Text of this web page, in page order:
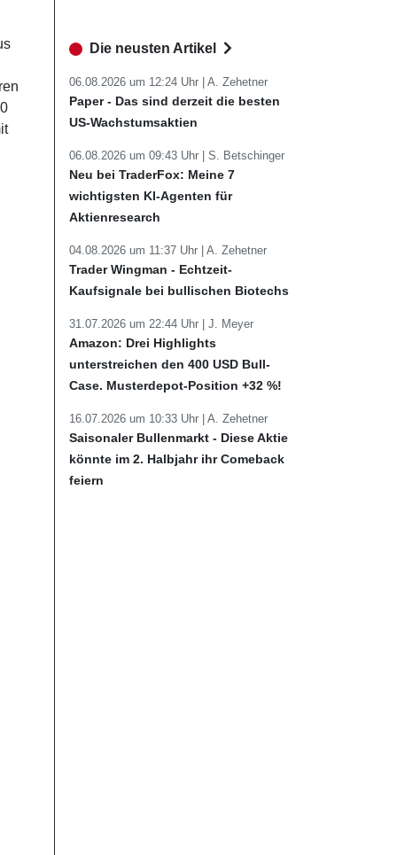
Die neusten Artikel
06.08.2026 um 12:24 Uhr | A. Zehetner
Paper - Das sind derzeit die besten
US-Wachstumsaktien
06.08.2026 um 09:43 Uhr | S. Betschinger
Neu bei TraderFox: Meine 7
wichtigsten KI-Agenten für
Aktienresearch
04.08.2026 um 11:37 Uhr | A. Zehetner
Trader Wingman - Echtzeit-
Kaufsignale bei bullischen Biotechs
31.07.2026 um 22:44 Uhr | J. Meyer
Amazon: Drei Highlights
unterstreichen den 400 USD Bull-
Case. Musterdepot-Position +32 %!
16.07.2026 um 10:33 Uhr | A. Zehetner
Saisonaler Bullenmarkt - Diese Aktie
könnte im 2. Halbjahr ihr Comeback
feiern